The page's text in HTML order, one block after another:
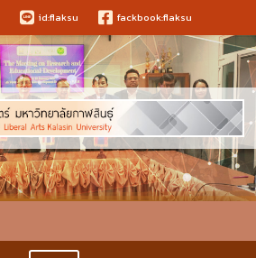
id:flaksu fackbook:flaksu